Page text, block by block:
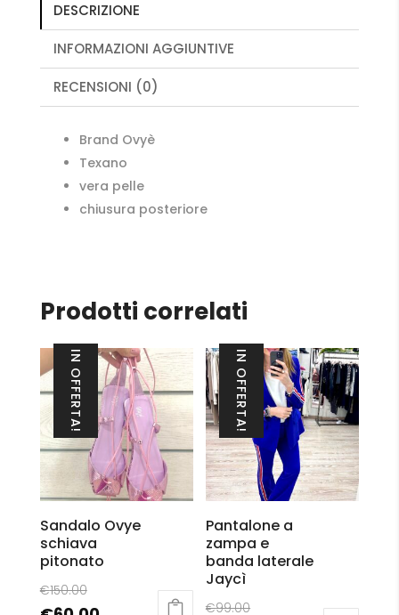
DESCRIZIONE
INFORMAZIONI AGGIUNTIVE
RECENSIONI (0)
Brand Ovyè
Texano
vera pelle
chiusura posteriore
Prodotti correlati
IN OFFERTA!
Sandalo Ovye
schiava
pitonato
€150.00
IN OFFERTA!
Pantalone a
zampa e
banda laterale
Jaycì
€99.00